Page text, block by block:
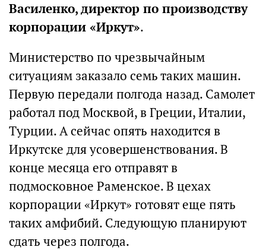
Василенко, директор по производству
корпорации «Иркут».
Министерство по чрезвычайным
ситуациям заказало семь таких машин.
Первую передали полгода назад. Самолет
работал под Москвой, в Греции, Италии,
Турции. А сейчас опять находится в
Иркутске для усовершенствования. В
конце месяца его отправят в
подмосковное Раменское. В цехах
корпорации «Иркут» готовят еще пять
таких амфибий. Следующую планируют
сдать через полгода.